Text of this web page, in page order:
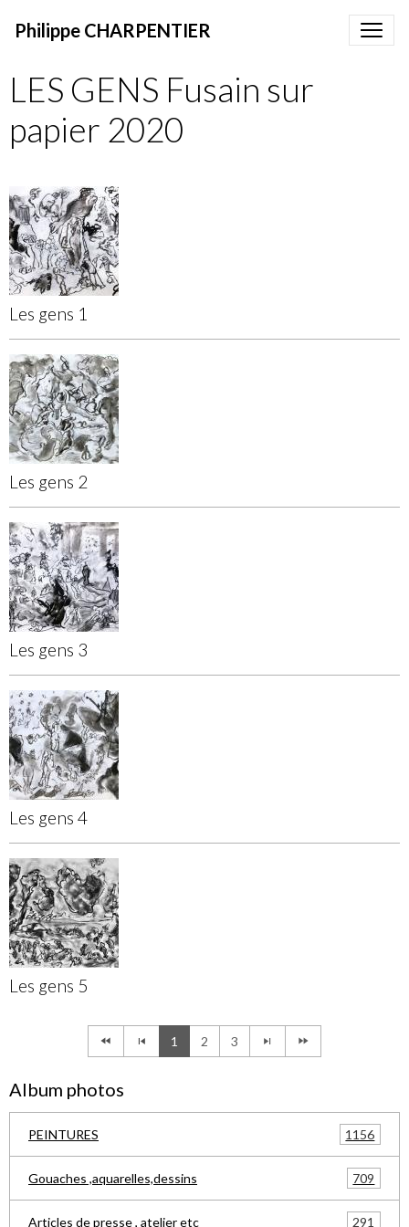
Philippe CHARPENTIER
LES GENS Fusain sur
papier 2020
Les gens 1
Les gens 2
Les gens 3
Les gens 4
Les gens 5
1 2 3
Album photos
PEINTURES 1156
Gouaches ,aquarelles,dessins 709
Articles de presse , atelier etc 291